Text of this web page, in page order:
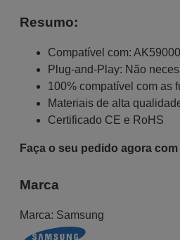
Resumo:
Compatível com:
Plug-and-Play: Não
100% compatível com as
Materiais de alta
Certificado CE e RoHS
Faça o seu pedido agora
Marca
Marca: Samsung